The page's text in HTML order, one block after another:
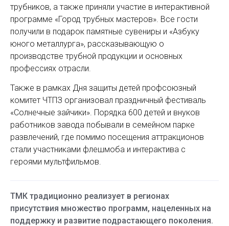
трубников, а также приняли участие в интерактивной
программе «Город трубных мастеров». Все гости
получили в подарок памятные сувениры и «Азбуку
юного металлурга», рассказывающую о
производстве трубной продукции и основных
профессиях отрасли.
Также в рамках Дня защиты детей профсоюзный
комитет ЧТПЗ организовал праздничный фестиваль
«Солнечные зайчики». Порядка 600 детей и внуков
работников завода побывали в семейном парке
развлечений, где помимо посещения аттракционов
стали участниками флешмоба и интерактива с
героями мультфильмов.
ТМК традиционно реализует в регионах
присутствия множество программ, нацеленных на
поддержку и развитие подрастающего поколения.